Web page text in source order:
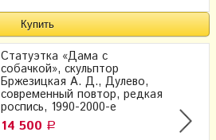
Статуэтка «Дама с
собачкой», скульптор
Бржезицкая А. Д., Дулево,
современный повтор, редкая
роспись, 1990-2000-е
14 500 Р